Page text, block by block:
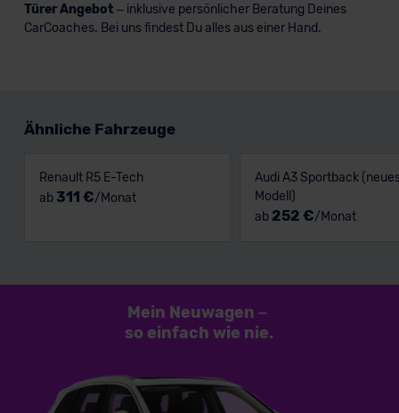
Türer Angebot – inklusive persönlicher Beratung Deines
CarCoaches. Bei uns findest Du alles aus einer Hand.
Ähnliche Fahrzeuge
Renault R5 E-Tech
ab 311 €/Monat
Audi A3 Sportback
Modell)
ab 252 €/Monat
Mein Neuwagen –
so einfach wie nie.